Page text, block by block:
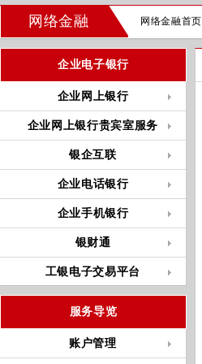
网络金融 网络金融首页
企业电子银行
企业网上银行
企业网上银行贵宾室服务
银企互联
企业电话银行
企业手机银行
银财通
工银电子交易平台
服务导览
账户管理